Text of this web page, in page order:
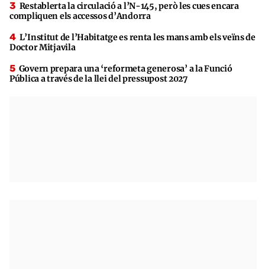
Restablerta la circulació a l’N-145, però les cues encara
compliquen els accessos d’Andorra
L’Institut de l’Habitatge es renta les mans amb els veïns de
Doctor Mitjavila
Govern prepara una ‘reformeta generosa’ a la Funció
Pública a través de la llei del pressupost 2027